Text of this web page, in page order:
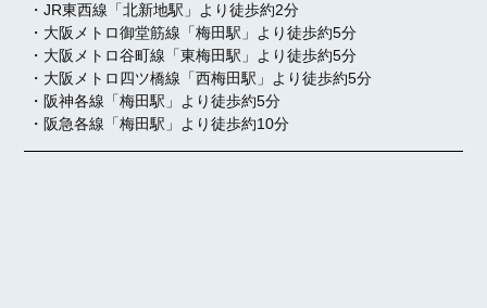
・JR東西線「北新地駅」より徒歩約2分
・大阪メトロ御堂筋線「梅田駅」より徒歩約5分
・大阪メトロ谷町線「東梅田駅」より徒歩約5分
・大阪メトロ四ツ橋線「西梅田駅」より徒歩約5分
・阪神各線「梅田駅」より徒歩約5分
・阪急各線「梅田駅」より徒歩約10分